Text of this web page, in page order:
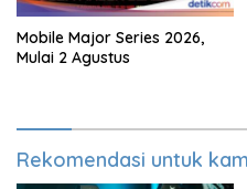
Mobile Major Series 2026,
Mulai 2 Agustus
Rekomendasi untuk